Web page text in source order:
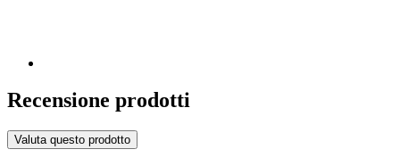
Recensione prodotti
Valuta questo prodotto